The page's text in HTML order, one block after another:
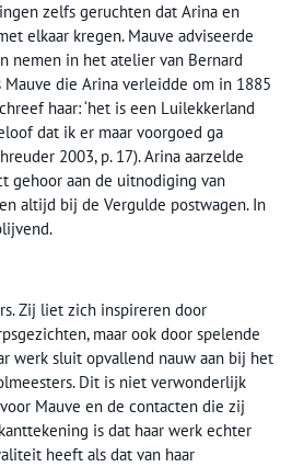
zelfs geruchten dat Arina en
elkaar kregen. Mauve adviseerde
nemen in het atelier van Bernard
Mauve die Arina verleidde om in 1885
haar: ‘het is een Luilekkerland
dat ik er maar voorgoed ga
2003, p. 17). Arina aarzelde
gehoor aan de uitnodiging van
altijd bij de Vergulde postwagen. In
Zij liet zich inspireren door
maar ook door spelende
werk sluit opvallend nauw aan bij het
Dit is niet verwonderlijk
Mauve en de contacten die zij
is dat haar werk echter
heeft als dat van haar